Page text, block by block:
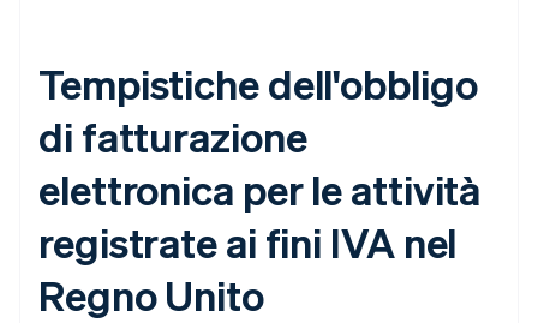
Tempistiche dell'obbligo
di fatturazione
elettronica per le attività
registrate ai fini IVA nel
Regno Unito